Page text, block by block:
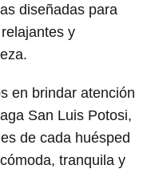
diseñadas para
y
en brindar atención
San Luis Potosi,
de cada huésped
tranquila y